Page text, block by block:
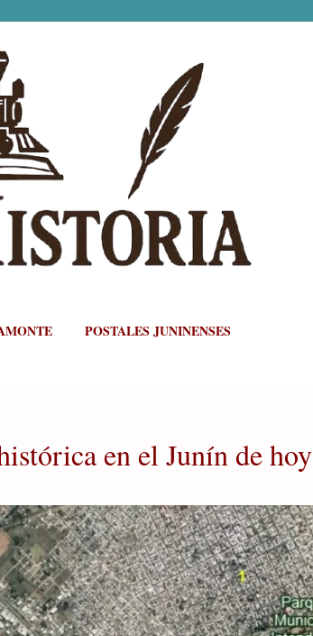
Ir al contenido principal
POSTALES JUNINENSES
en el Junín de hoy